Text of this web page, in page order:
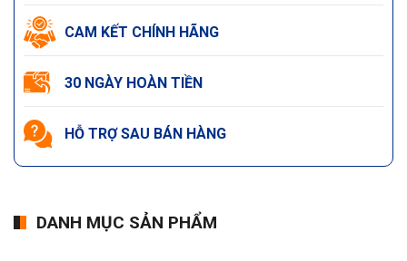
CAM KẾT CHÍNH HÃNG
30 NGÀY HOÀN TIỀN
HỖ TRỢ SAU BÁN HÀNG
DANH MỤC SẢN PHẨM